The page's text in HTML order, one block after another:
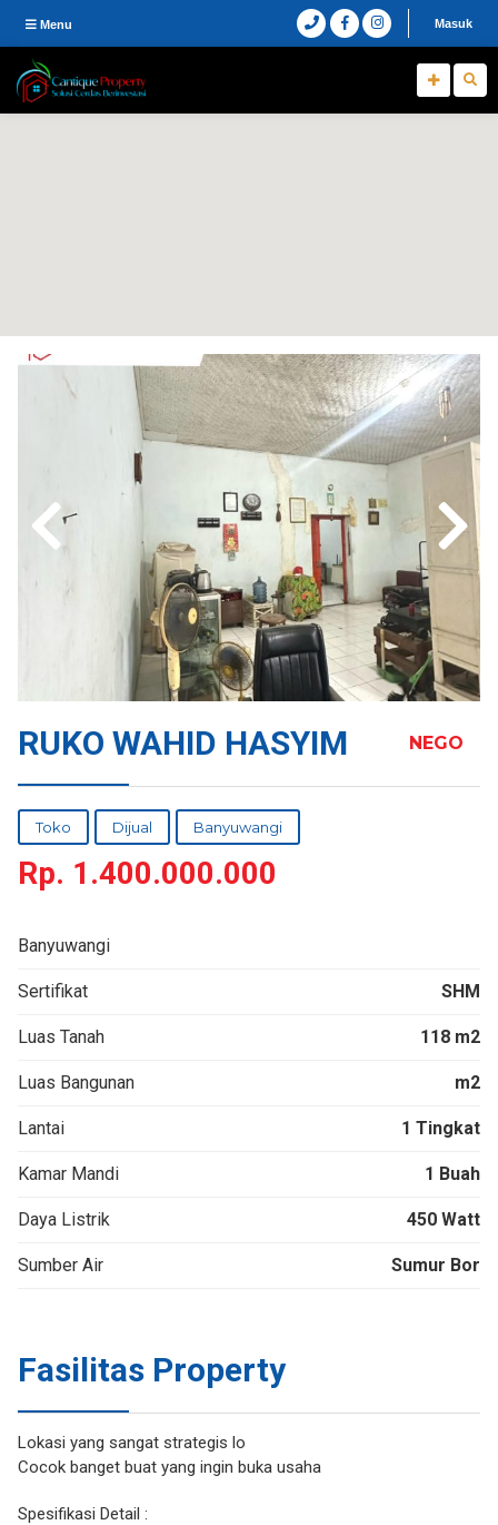
Menu Masuk
RUKO WAHID HASYIM NEGO
Toko Dijual Banyuwangi
Rp. 1.400.000.000
Banyuwangi
Sertifikat SHM
Luas Tanah 118 m2
Luas Bangunan m2
Lantai 1 Tingkat
Kamar Mandi 1 Buah
Daya Listrik 450 Watt
Sumber Air Sumur Bor
Fasilitas Property
Lokasi yang sangat strategis lo
Cocok banget buat yang ingin buka usaha
Spesifikasi Detail :